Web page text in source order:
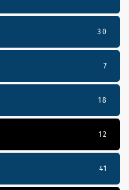
30
7
18
12
41